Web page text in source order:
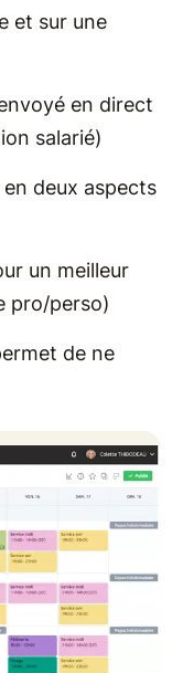
et sur une
en direct
salarié)
deux aspects
un meilleur
pro/perso)
de ne